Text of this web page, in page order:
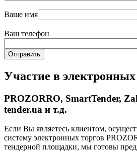
Ваше имя
Ваш телефон
Участие в электронных
PROZORRO, SmartTender,
tender.ua и т.д.
Если Вы являетесь клиентом,
систему электронных торгов
тендерной площадки, мы готовы